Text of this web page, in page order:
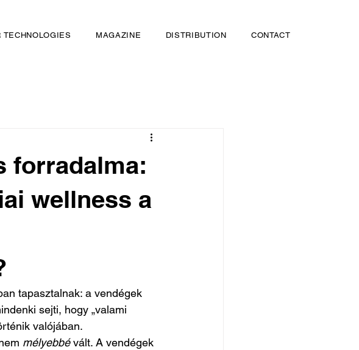
TECHNOLOGIES MAGAZINE DISTRIBUTION CONTACT
forradalma:
wellness a
tapasztalnak: a vendégek
sejti, hogy „valami
valójában.
mélyebbé vált. A vendégek